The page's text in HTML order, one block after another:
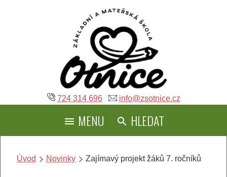
724 314 696 info@zsotnice.cz
MENU HLEDAT
Úvod Novinky Zajímavý projekt žáků 7. ročníků